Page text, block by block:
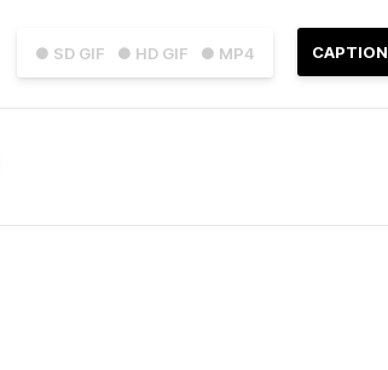
● SD GIF ● HD GIF ● MP4 CAPTION